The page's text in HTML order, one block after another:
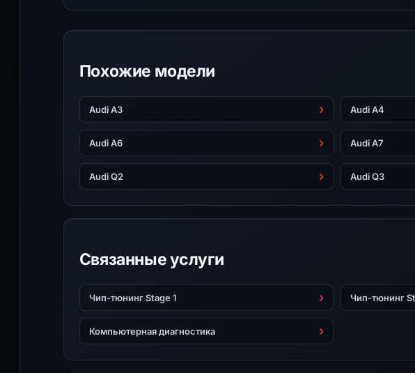
Похожие модели
Audi A3 Audi A4
Audi A6 Audi A7
Audi Q2 Audi Q3
Связанные услуги
Чип-тюнинг Stage 1 Чип-тюнинг
Компьютерная диагностика